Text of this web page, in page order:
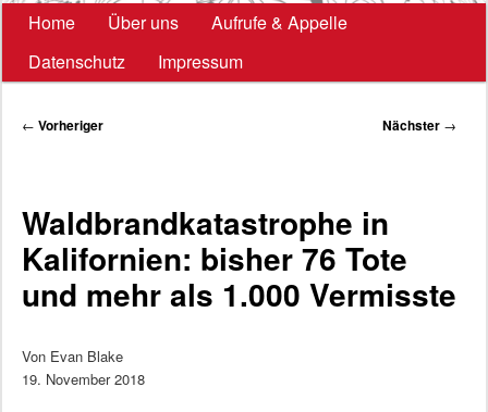
Hauptmenü
Home Über uns
Aufrufe & Appelle
Datenschutz
Impressum
Beitragsnavigation
← Vorheriger Nächster →
Waldbrandkatastrophe in
Kalifornien: bisher 76 Tote
und mehr als 1.000 Vermisste
Von Evan Blake
19. November 2018